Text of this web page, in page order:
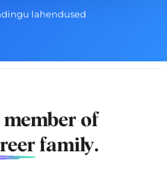
lahendused
member of
family.